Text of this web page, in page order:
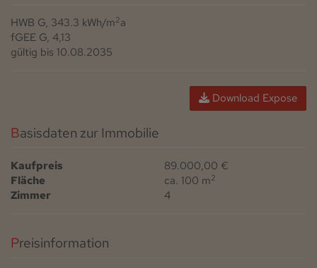
HWB G, 343.3 kWh/m2a
fGEE G, 4,13
gültig bis 10.08.2035
Download Expose
Basisdaten zur Immobilie
Kaufpreis
89.000,00 €
Fläche
ca. 100 m2
Zimmer 4
Preisinformation